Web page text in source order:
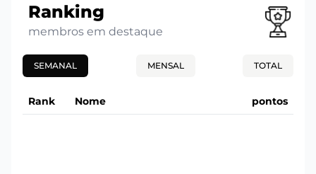
Ranking
membros em destaque
SEMANAL MENSAL TOTAL
Rank Nome pontos